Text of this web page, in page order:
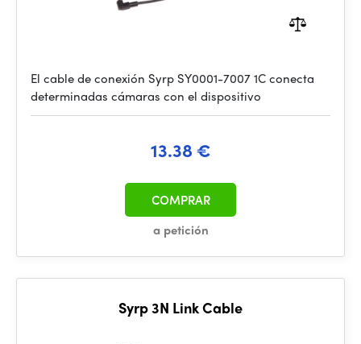
El cable de conexión Syrp SY0001-7007 1C conecta
determinadas cámaras con el dispositivo
13.38 €
a petición
COMPRAR
Syrp 3N Link Cable